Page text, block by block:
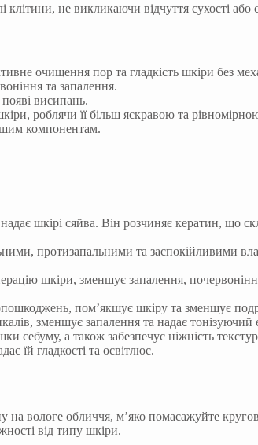
не викликаючи відчуття сухості або
очищення пор та гладкість шкіри без
та запалення.
висипань.
роблячи її більш яскравою та
компонентам.
шкірі сяйва. Він розчиняє кератин, що
протизапальними та заспокійливими
шкіри, зменшує запалення,
пом’якшує шкіру та зменшує
зменшує запалення та надає тонізуючий
себуму, а також забезпечує ніжність
їй гладкості та освітлює.
на вологе обличчя, м’яко помасажуйте
від типу шкіри.